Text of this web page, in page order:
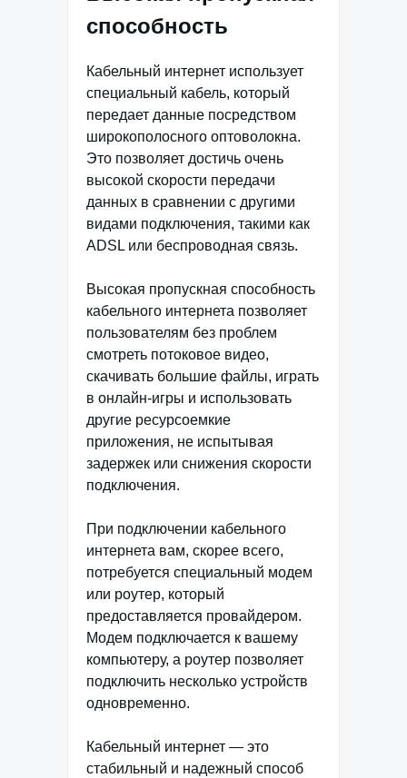
способность
Кабельный интернет использует
специальный кабель, который
передает данные посредством
широкополосного оптоволокна.
Это позволяет достичь очень
высокой скорости передачи
данных в сравнении с другими
видами подключения, такими как
ADSL или беспроводная связь.
Высокая пропускная способность
кабельного интернета позволяет
пользователям без проблем
смотреть потоковое видео,
скачивать большие файлы, играть
в онлайн-игры и использовать
другие ресурсоемкие
приложения, не испытывая
задержек или снижения скорости
подключения.
При подключении кабельного
интернета вам, скорее всего,
потребуется специальный модем
или роутер, который
предоставляется провайдером.
Модем подключается к вашему
компьютеру, а роутер позволяет
подключить несколько устройств
одновременно.
Кабельный интернет — это
стабильный и надежный способ